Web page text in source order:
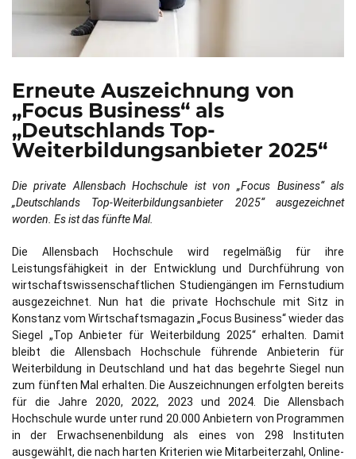
Erneute Auszeichnung von
„Focus Business“ als
„Deutschlands Top-
Weiterbildungsanbieter 2025“
Die private Allensbach Hochschule ist von „Focus Business“ als
„Deutschlands Top-Weiterbildungsanbieter 2025“ ausgezeichnet
worden. Es ist das fünfte Mal.
Die Allensbach Hochschule wird regelmäßig für ihre
Leistungsfähigkeit in der Entwicklung und Durchführung von
wirtschaftswissenschaftlichen Studiengängen im Fernstudium
ausgezeichnet. Nun hat die private Hochschule mit Sitz in
Konstanz vom Wirtschaftsmagazin „Focus Business“ wieder das
Siegel „Top Anbieter für Weiterbildung 2025“ erhalten. Damit
bleibt die Allensbach Hochschule führende Anbieterin für
Weiterbildung in Deutschland und hat das begehrte Siegel nun
zum fünften Mal erhalten. Die Auszeichnungen erfolgten bereits
für die Jahre 2020, 2022, 2023 und 2024. Die Allensbach
Hochschule wurde unter rund 20.000 Anbietern von Programmen
in der Erwachsenenbildung als eines von 298 Instituten
ausgewählt, die nach harten Kriterien wie Mitarbeiterzahl, Online-